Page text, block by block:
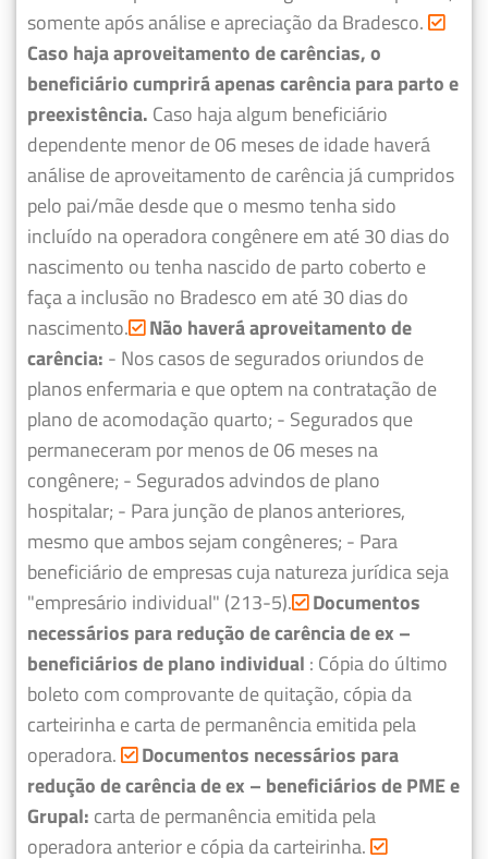
somente após análise e apreciação da Bradesco.
Caso haja aproveitamento de carências, o
beneficiário cumprirá apenas carência para parto e
preexistência. Caso haja algum beneficiário
dependente menor de 06 meses de idade haverá
análise de aproveitamento de carência já cumpridos
pelo pai/mãe desde que o mesmo tenha sido
incluído na operadora congênere em até 30 dias do
nascimento ou tenha nascido de parto coberto e
faça a inclusão no Bradesco em até 30 dias do
nascimento. Não haverá aproveitamento de
carência: - Nos casos de segurados oriundos de
planos enfermaria e que optem na contratação de
plano de acomodação quarto; - Segurados que
permaneceram por menos de 06 meses na
congênere; - Segurados advindos de plano
hospitalar; - Para junção de planos anteriores,
mesmo que ambos sejam congêneres; - Para
beneficiário de empresas cuja natureza jurídica seja
"empresário individual" (213-5). Documentos
necessários para redução de carência de ex –
beneficiários de plano individual : Cópia do último
boleto com comprovante de quitação, cópia da
carteirinha e carta de permanência emitida pela
operadora.
Documentos necessários para
redução de carência de ex – beneficiários de PME e
Grupal: carta de permanência emitida pela
operadora anterior e cópia da carteirinha.